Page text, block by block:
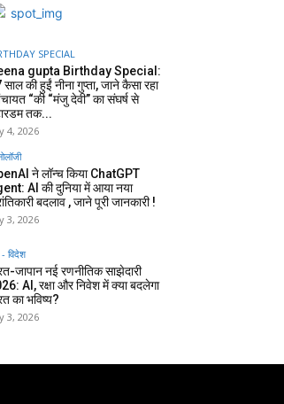
SPECIAL
gupta Birthday Special:
साल की हुईं नीना गुप्ता, जाने कैसा रहा
“की “मंजु देवी” का संघर्ष से
तक...
4, 2026
ने लॉन्च किया ChatGPT
AI की दुनिया में आया नया
बदलाव , जाने पूरी जानकारी !
3, 2026
विदेश
जापान नई रणनीतिक साझेदारी
AI, रक्षा और निवेश में क्या बदलेगा
का भविष्य?
3, 2026